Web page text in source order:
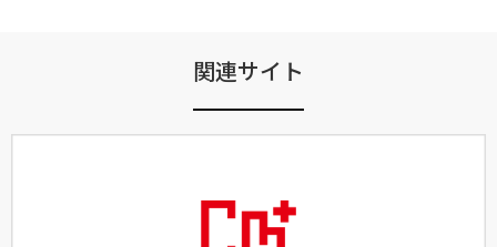
関連サイト